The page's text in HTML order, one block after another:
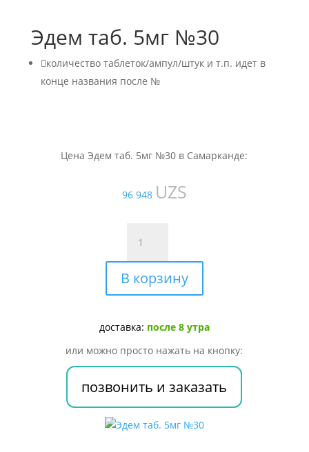
Эдем таб. 5мг №30
количество таблеток/ампул/штук и т.п. идет в
конце названия после №
Цена Эдем таб. 5мг №30 в Самарканде:
96 948 UZS
товара
Эдем
таб.
5мг
В корзину
доставка: после 8 утра
или можно просто нажать на кнопку:
позвонить и заказать